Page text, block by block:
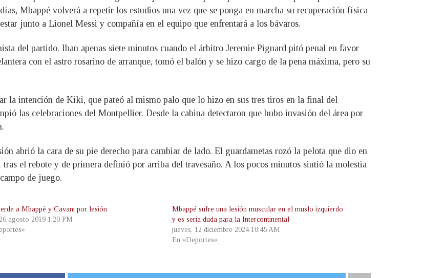
Mbappé volverá a repetir los estudios una vez que se ponga en marcha su recuperación física
junto a Lionel Messi y compañía en el equipo que enfrentará a los bávaros.
del partido. Iban apenas siete minutos cuando el árbitro Jeremie Pignard pitó penal en favor
con el astro rosarino de arranque, tomó el balón y se hizo cargo de la pena máxima, pero su
la intención de Kiki, que pateó al mismo palo que lo hizo en sus tres tiros en la final del
las celebraciones del Montpellier. Desde la cabina detectaron que hubo invasión del área por
abrió la cara de su pie derecho para cambiar de lado. El guardametas rozó la pelota que dio en
el rebote y de primera definió por arriba del travesaño. A los pocos minutos sintió la molestia
de juego.
a Mbappé y Cavani por lesión
agosto 2019 1:20 PM
Mbappé sufre una lesión muscular en el muslo izquierdo
y es seria duda para la Intercontinental
jueves, 12 diciembre 2024 10:45 AM
En «Deportes»